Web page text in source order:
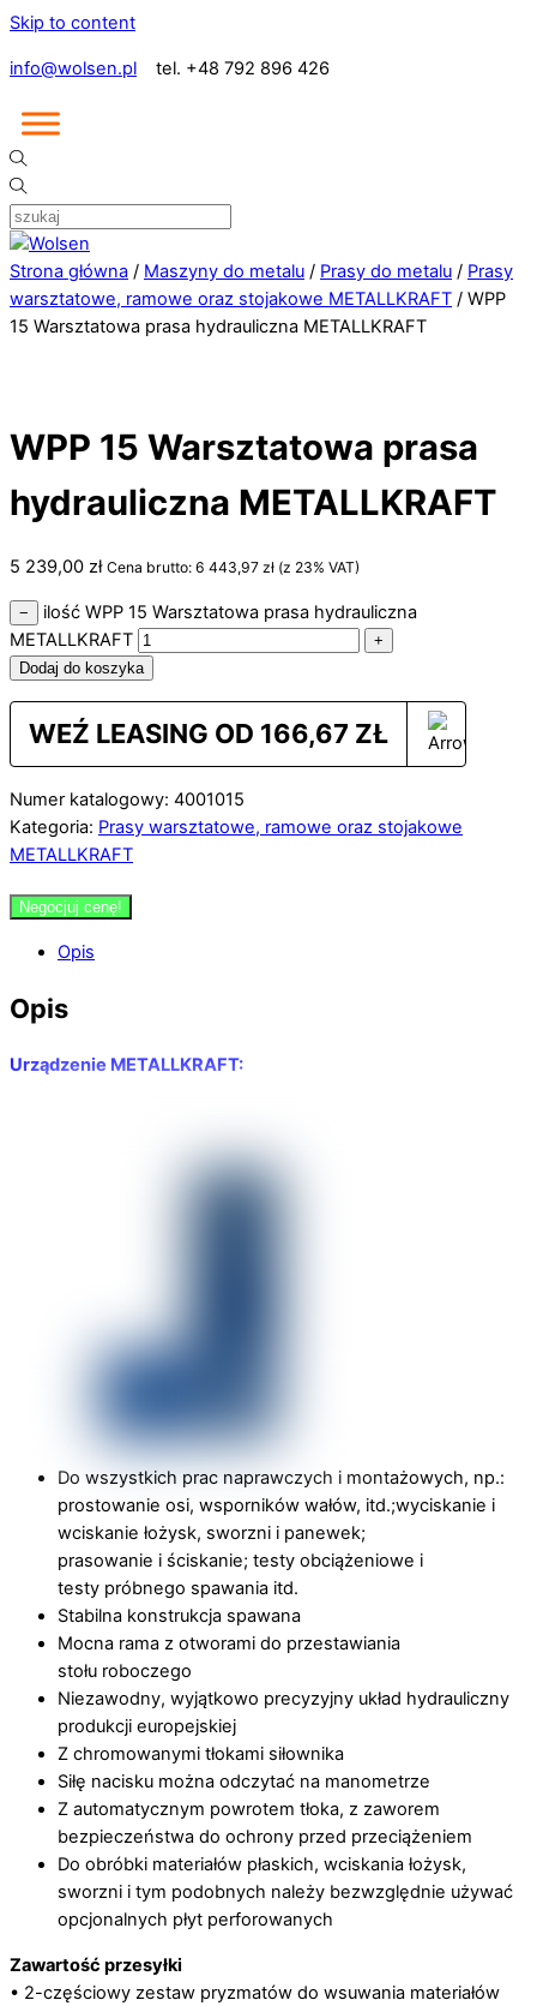
Skip to content
info@wolsen.pl tel. +48 792 896 426
Strona główna / Maszyny do metalu / Prasy do metalu / Prasy
warsztatowe, ramowe oraz stojakowe METALLKRAFT / WPP
15 Warsztatowa prasa hydrauliczna METALLKRAFT
WPP 15 Warsztatowa prasa
hydrauliczna METALLKRAFT
5 239,00 zł Cena brutto: 6 443,97 zł (z 23% VAT)
−
ilość WPP 15 Warsztatowa prasa hydrauliczna
METALLKRAFT
+
Dodaj do koszyka
WEŹ LEASING OD 166,67 ZŁ
Numer katalogowy: 4001015
Kategoria: Prasy warsztatowe, ramowe oraz stojakowe
METALLKRAFT
Negocjuj cenę!
Opis
Opis
Urządzenie METALLKRAFT:
Do wszystkich prac naprawczych i montażowych, np.:
prostowanie osi, wsporników wałów, itd.;wyciskanie i
wciskanie łożysk, sworzni i panewek;
prasowanie i ściskanie; testy obciążeniowe i
testy próbnego spawania itd.
Stabilna konstrukcja spawana
Mocna rama z otworami do przestawiania
stołu roboczego
Niezawodny, wyjątkowo precyzyjny układ hydrauliczny
produkcji europejskiej
Z chromowanymi tłokami siłownika
Siłę nacisku można odczytać na manometrze
Z automatycznym powrotem tłoka, z zaworem
bezpieczeństwa do ochrony przed przeciążeniem
Do obróbki materiałów płaskich, wciskania łożysk,
sworzni i tym podobnych należy bezwzględnie używać
opcjonalnych płyt perforowanych
Zawartość przesyłki
• 2-częściowy zestaw pryzmatów do wsuwania materiałów